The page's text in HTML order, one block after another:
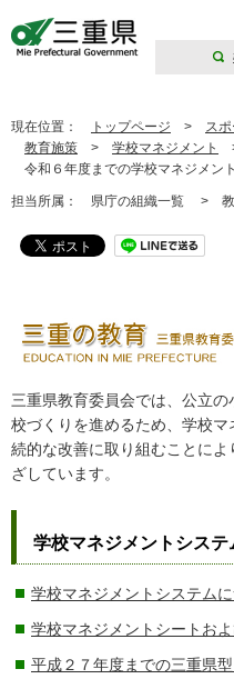
現在位置： トップページ > ス
教育施策 > 学校マネジメント
令和６年度までの学校マネジメン
担当所属： 県庁の組織一覧 >
三重県教育委員会では、公立
校づくりを進めるため、学校
続的な改善に取り組むことに
ざしています。
学校マネジメントシステ
学校マネジメントシステム
学校マネジメントシートお
平成２７年度までの三重県